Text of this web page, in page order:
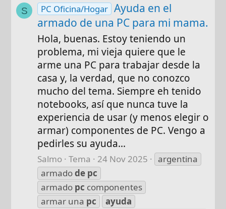
S PC Oficina/Hogar Ayuda en el
armado de una PC para mi mama.
Hola, buenas. Estoy teniendo un
problema, mi vieja quiere que le
arme una PC para trabajar desde la
casa y, la verdad, que no conozco
mucho del tema. Siempre eh tenido
notebooks, así que nunca tuve la
experiencia de usar (y menos elegir o
armar) componentes de PC. Vengo a
pedirles su ayuda...
Salmo Tema 24 Nov 2025
argentina
armadode pc
armado pc componentes
armar una pc
ayuda